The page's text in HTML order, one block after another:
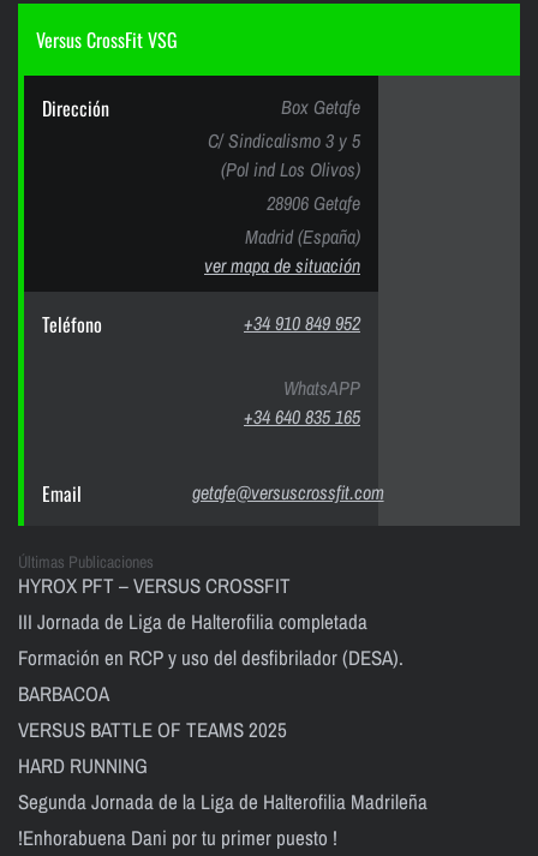
Versus CrossFit VSG
Dirección
Box Getafe
C/ Sindicalismo 3 y 5
(Pol ind Los Olivos)
28906 Getafe
Madrid (España)
ver mapa de situación
Teléfono +34 910 849 952
WhatsAPP
+34 640 835 165
Email getafe@versuscrossfit.com
Últimas Publicaciones
HYROX PFT – VERSUS CROSSFIT
III Jornada de Liga de Halterofilia completada
Formación en RCP y uso del desfibrilador (DESA).
BARBACOA
VERSUS BATTLE OF TEAMS 2025
HARD RUNNING
Segunda Jornada de la Liga de Halterofilia Madrileña
!Enhorabuena Dani por tu primer puesto !